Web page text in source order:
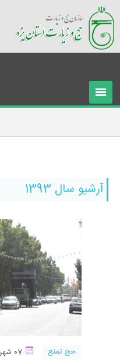
آرشیو سال 1393
حج تمتع 07 شهریور 1393